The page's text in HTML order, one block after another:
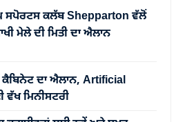
ਸਪੋਰਟਸ ਕਲੱਬ Shepparton ਵੱਲੋਂ
ਮੇਲੇ ਦੀ ਮਿਤੀ ਦਾ ਐਲਾਨ
ਦਾ ਐਲਾਨ, Artificial
ਮਿਨੀਸਟਰੀ